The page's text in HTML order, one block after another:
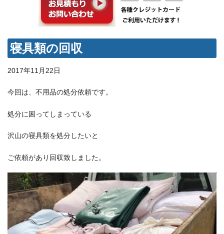
寝具類の回収
2017年11月22日
今回は、不用品の処分依頼です。
処分に困ってしまっている
沢山の寝具類を処分したいと
ご依頼があり回収致しました。